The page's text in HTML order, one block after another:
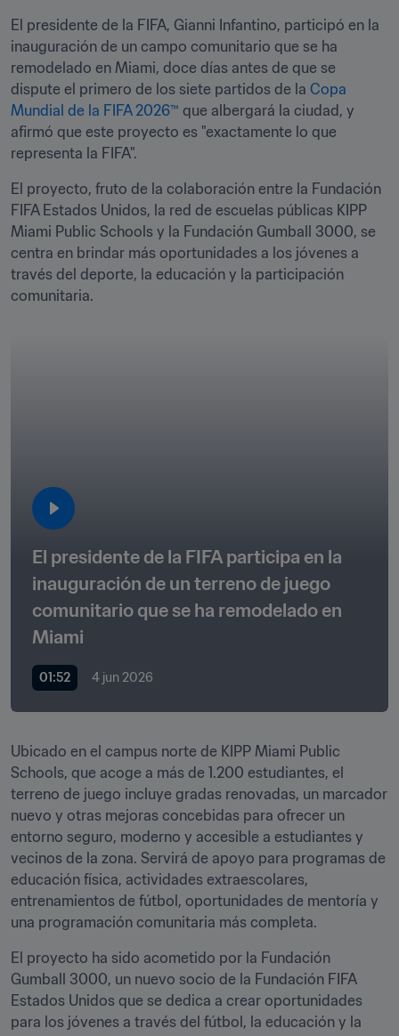
El presidente de la FIFA, Gianni Infantino, participó en la
inauguración de un campo comunitario que se ha
remodelado en Miami, doce días antes de que se
dispute el primero de los siete partidos de la Copa
Mundial de la FIFA 2026™ que albergará la ciudad, y
afirmó que este proyecto es "exactamente lo que
representa la FIFA".
El proyecto, fruto de la colaboración entre la Fundación
FIFA Estados Unidos, la red de escuelas públicas KIPP
Miami Public Schools y la Fundación Gumball 3000, se
centra en brindar más oportunidades a los jóvenes a
través del deporte, la educación y la participación
comunitaria.
El presidente de la FIFA participa en la
inauguración de un terreno de juego
comunitario que se ha remodelado en
Miami
01:52 4 jun 2026
Ubicado en el campus norte de KIPP Miami Public
Schools, que acoge a más de 1.200 estudiantes, el
terreno de juego incluye gradas renovadas, un marcador
nuevo y otras mejoras concebidas para ofrecer un
entorno seguro, moderno y accesible a estudiantes y
vecinos de la zona. Servirá de apoyo para programas de
educación física, actividades extraescolares,
entrenamientos de fútbol, oportunidades de mentoría y
una programación comunitaria más completa.
El proyecto ha sido acometido por la Fundación
Gumball 3000, un nuevo socio de la Fundación FIFA
Estados Unidos que se dedica a crear oportunidades
para los jóvenes a través del fútbol, la educación y la